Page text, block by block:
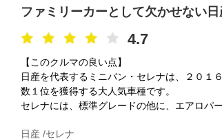
ファミリーカーとして欠かせない
4.7
【このクルマの良い点】
日産を代表するミニバン・セレナは、２０１
数１位を獲得する大人気車種です。
セレナには、標準グレードの他に、エアロパ
日産 /セレナ